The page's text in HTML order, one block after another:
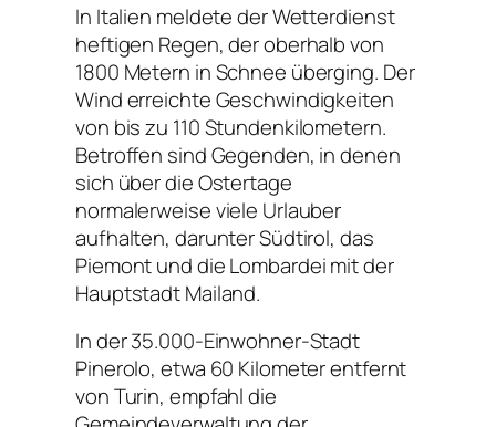
In Italien meldete der Wetterdienst
heftigen Regen, der oberhalb von
1800 Metern in Schnee überging. Der
Wind erreichte Geschwindigkeiten
von bis zu 110 Stundenkilometern.
Betroffen sind Gegenden, in denen
sich über die Ostertage
normalerweise viele Urlauber
aufhalten, darunter Südtirol, das
Piemont und die Lombardei mit der
Hauptstadt Mailand.
In der 35.000-Einwohner-Stadt
Pinerolo, etwa 60 Kilometer entfernt
von Turin, empfahl die